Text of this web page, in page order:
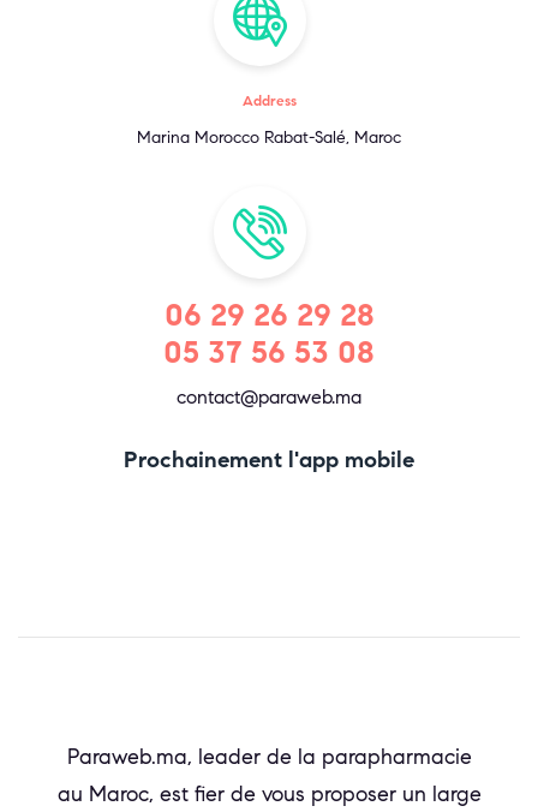
Address
Marina Morocco Rabat-Salé, Maroc
06 29 26 29 28
05 37 56 53 08
contact@paraweb.ma
Prochainement l'app mobile
Paraweb.ma, leader de la parapharmacie
au Maroc, est fier de vous proposer un large